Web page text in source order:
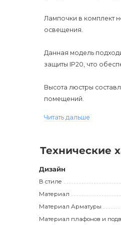
Лампочки в комплект
освещения.
Данная модель
защиты IP20, что
Высота люстры
помещений.
Современный стиль
Также следует
и долговечности
Максимальную
Читать дальше
Технические
Дизайн
В стиле
Материал
Материал Арматуры
Материал плафонов и